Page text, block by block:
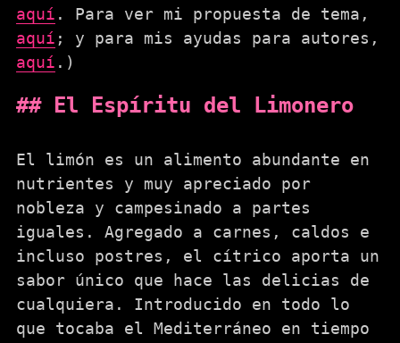
aquí . Para ver mi propuesta de tema,
aquí ; y para mis ayudas para autores,
aquí .)
El Espíritu del Limonero
El limón es un alimento abundante en
nutrientes y muy apreciado por
nobleza y campesinado a partes
iguales. Agregado a carnes, caldos e
incluso postres, el cítrico aporta un
sabor único que hace las delicias de
cualquiera. Introducido en todo lo
que tocaba el Mediterráneo en tiempo